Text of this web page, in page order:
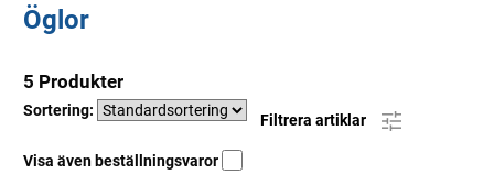
Öglor
5 Produkter
Sortering:
Filtrera artiklar
Visa även beställningsvaror